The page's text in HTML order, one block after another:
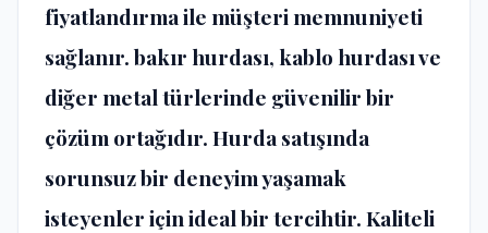
fiyatlandırma ile müşteri memnuniyeti
sağlanır. bakır hurdası, kablo hurdası ve
diğer metal türlerinde güvenilir bir
çözüm ortağıdır. Hurda satışında
sorunsuz bir deneyim yaşamak
isteyenler için ideal bir tercihtir. Kaliteli